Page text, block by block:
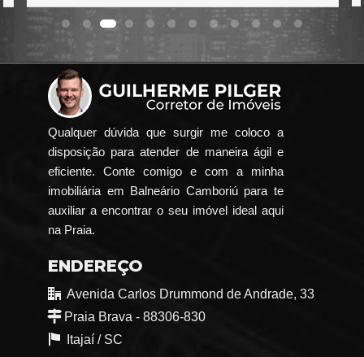
Qualquer dúvida que surgir me coloco a
disposição para atender de maneira ágil e
eficiente. Conte comigo e com a minha
imobiliária em Balneário Camboriú para te
auxiliar a encontrar o seu imóvel ideal aqui
na Praia.
ENDEREÇO
Avenida Carlos Drummond de Andrade, 33
Praia Brava - 88306-830
Itajaí / SC